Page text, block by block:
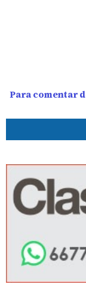
Para comentar